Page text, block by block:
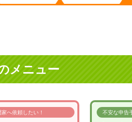
メニュー
家へ依頼したい！ 不安な申告